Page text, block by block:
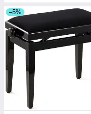
–5%